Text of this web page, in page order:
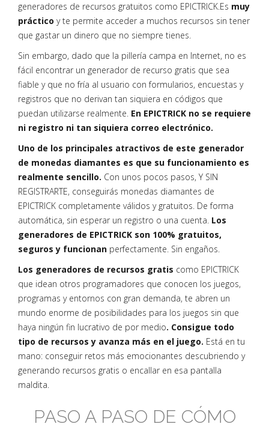
generadores de recursos gratuitos como EPICTRICK.Es muy
práctico y te permite acceder a muchos recursos sin tener
que gastar un dinero que no siempre tienes.
Sin embargo, dado que la pillería campa en Internet, no es
fácil encontrar un generador de recurso gratis que sea
fiable y que no fría al usuario con formularios, encuestas y
registros que no derivan tan siquiera en códigos que
puedan utilizarse realmente. En EPICTRICK no se requiere
ni registro ni tan siquiera correo electrónico.
Uno de los principales atractivos de este generador
de monedas diamantes es que su funcionamiento es
realmente sencillo. Con unos pocos pasos, Y SIN
REGISTRARTE, conseguirás monedas diamantes de
EPICTRICK completamente válidos y gratuitos. De forma
automática, sin esperar un registro o una cuenta. Los
generadores de EPICTRICK son 100% gratuitos,
seguros y funcionan perfectamente. Sin engaños.
Los generadores de recursos gratis como EPICTRICK
que idean otros programadores que conocen los juegos,
programas y entornos con gran demanda, te abren un
mundo enorme de posibilidades para los juegos sin que
haya ningún fin lucrativo de por medio. Consigue todo
tipo de recursos y avanza más en el juego. Está en tu
mano: conseguir retos más emocionantes descubriendo y
generando recursos gratis o encallar en esa pantalla
maldita.
PASO A PASO DE CÓMO